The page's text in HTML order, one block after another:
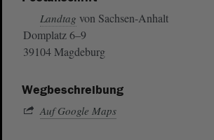
Landtag von Sachsen-Anhalt
Domplatz 6–9
39104 Magdeburg
Wegbeschreibung
Auf Google Maps